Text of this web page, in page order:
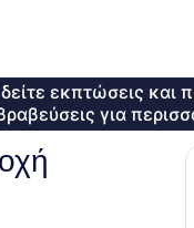
δείτε εκπτώσεις
για